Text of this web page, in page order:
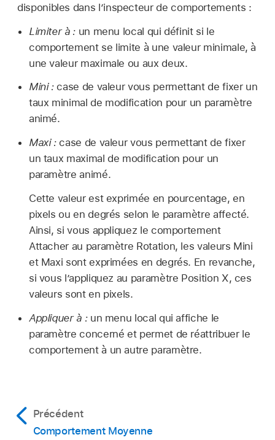
disponibles dans l’inspecteur de comportements :
Limiter à :un menu local qui définit si le
comportement se limite à une valeur minimale, à
une valeur maximale ou aux deux.
Mini :case de valeur vous permettant de fixer un
taux minimal de modification pour un paramètre
animé.
Maxi :case de valeur vous permettant de fixer
un taux maximal de modification pour un
paramètre animé.
Cette valeur est exprimée en pourcentage, en
pixels ou en degrés selon le paramètre affecté.
Ainsi, si vous appliquez le comportement
Attacher au paramètre Rotation, les valeurs Mini
et Maxi sont exprimées en degrés. En revanche,
si vous l’appliquez au paramètre Position X, ces
valeurs sont en pixels.
Appliquer à :un menu local qui affiche le
paramètre concerné et permet de réattribuer le
comportement à un autre paramètre.
Précédent
Comportement Moyenne